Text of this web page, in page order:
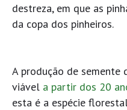
destreza, em que as
da copa dos pinheiros.
A produção de semente
viável a partir dos 20
esta é a espécie